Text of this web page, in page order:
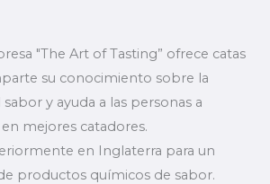
"The Art of Tasting” ofrece catas
su conocimiento sobre la
y ayuda a las personas a
mejores catadores.
en Inglaterra para un
productos químicos de sabor.